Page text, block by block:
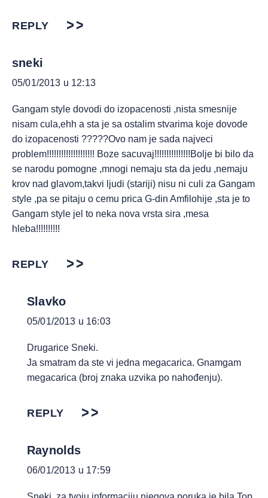
REPLY
sneki
05/01/2013 u 12:13
Gangam style dovodi do izopacenosti ,nista smesnije
nisam cula,ehh a sta je sa ostalim stvarima koje dovode
do izopacenosti ?????Ovo nam je sada najveci
problem!!!!!!!!!!!!!!!!!!!! Boze sacuvaj!!!!!!!!!!!!!!!Bolje bi bilo da
se narodu pomogne ,mnogi nemaju sta da jedu ,nemaju
krov nad glavom,takvi ljudi (stariji) nisu ni culi za Gangam
style ,pa se pitaju o cemu prica G-din Amfilohije ,sta je to
Gangam style jel to neka nova vrsta sira ,mesa
hleba!!!!!!!!!!
REPLY
Slavko
05/01/2013 u 16:03
Drugarice Sneki.
Ja smatram da ste vi jedna megacarica. Gnamgam
megacarica (broj znaka uzvika po nahođenju).
REPLY
Raynolds
06/01/2013 u 17:59